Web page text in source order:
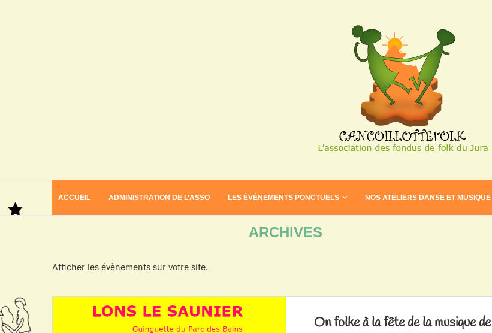
ACCUEIL ADMINISTRATION DE L’ASSO LES ÉVÉNEMENTS PONCTUELS NOS ATELIERS DANSE ET MUSIQUE
ARCHIVES
Afficher les évènements sur votre site.
On folke à la fête de la musique de